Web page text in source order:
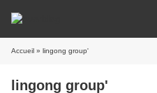
Accueil » lingong group'
lingong group'